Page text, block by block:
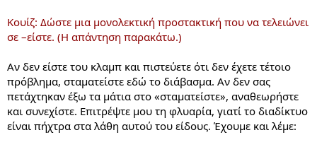
Κουίζ: Δώστε μια μονολεκτική προστακτική που να τελειώνει
σε –είστε. (Η απάντηση παρακάτω.)
Αν δεν είστε του κλαμπ και πιστεύετε ότι δεν έχετε τέτοιο
πρόβλημα, σταματείστε εδώ το διάβασμα. Αν δεν σας
πετάχτηκαν έξω τα μάτια στο «σταματείστε», αναθεωρήστε
και συνεχίστε. Επιτρέψτε μου τη φλυαρία, γιατί το διαδίκτυο
είναι πήχτρα στα λάθη αυτού του είδους. Έχουμε και λέμε: